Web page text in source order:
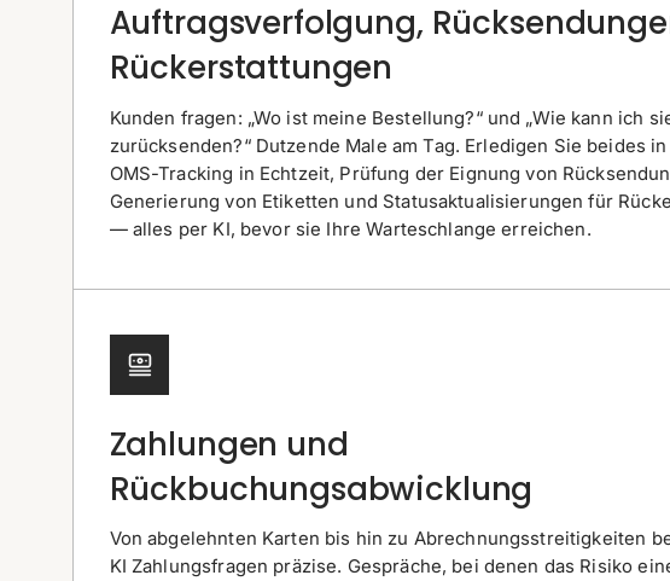
Auftragsverfolgung,
Rückerstattungen
Kunden fragen: „Wo ist meine Bestellung?“ und „Wie kann ich
zurücksenden?“ Dutzende Male am Tag. Erledigen Sie beides
OMS-Tracking in Echtzeit, Prüfung der Eignung von
Generierung von Etiketten und Statusaktualisierungen für
— alles per KI, bevor sie Ihre Warteschlange erreichen.
Zahlungen und
Rückbuchungsabwicklung
Von abgelehnten Karten bis hin zu Abrechnungsstreitigkeiten
KI Zahlungsfragen präzise. Gespräche, bei denen das Risiko